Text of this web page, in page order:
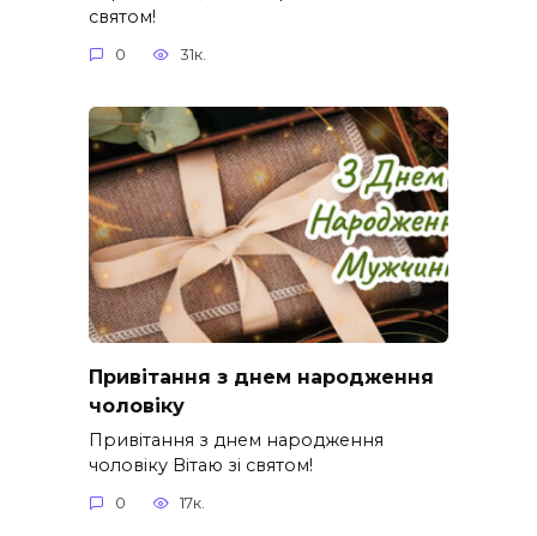
святом!
0 31к.
Привітання з днем народження
чоловіку
Привітання з днем народження
чоловіку Вітаю зі святом!
0 17к.